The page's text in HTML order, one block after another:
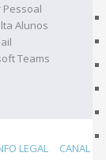
Pessoal
Alunos
Teams
LEGAL CANAL DE